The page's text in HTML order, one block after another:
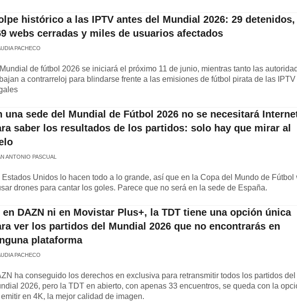
histórico a las IPTV antes del Mundial 2026: 29 detenidos,
webs cerradas y miles de usuarios afectados
PACHECO
de fútbol 2026 se iniciará el próximo 11 de junio, mientras tanto las
a contrarreloj para blindarse frente a las emisiones de fútbol pirata de las IPTV
una sede del Mundial de Fútbol 2026 no se necesitará
saber los resultados de los partidos: solo hay que mirar al
ANTONIO PASCUAL
Estados Unidos lo hacen todo a lo grande, así que en la Copa del Mundo de Fútbol
drones para cantar los goles. Parece que no será en la sede de España.
en DAZN ni en Movistar Plus+, la TDT tiene una opción única
ver los partidos del Mundial 2026 que no encontrarás en
plataforma
PACHECO
ha conseguido los derechos en exclusiva para retransmitir todos los partidos del
2026, pero la TDT en abierto, con apenas 33 encuentros, se queda con la
en 4K, la mejor calidad de imagen.